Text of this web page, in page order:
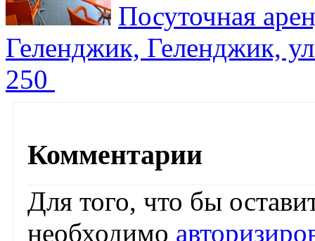
Посуточная
Геленджик, Геленджик,
250
Комментарии
Для того, что бы
необходимо